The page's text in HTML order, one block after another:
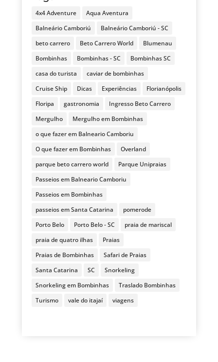
4x4 Adventure
Aqua Aventura
Balneário Camboriú
Balneário Camboriú - SC
beto carrero
Beto Carrero World
Blumenau
Bombinhas
Bombinhas - SC
Bombinhas SC
casa do turista
caviar de bombinhas
Cruise Ship
Dicas Experiências
Florianópolis
Floripa
gastronomia
Ingresso Beto Carrero
Mergulho
Mergulho em Bombinhas
o que fazer em Balneario Camboriu
O que fazer em Bombinhas
Overland
parque beto carrero world
Parque Unipraias
Passeios em Balneario Camboriu
Passeios em Bombinhas
passeios em Santa Catarina
pomerode
Porto Belo
Porto Belo - SC
praia de mariscal
praia de quatro ilhas
Praias
Praias de Bombinhas
Safari de Praias
Santa Catarina
SC
Snorkeling
Snorkeling em Bombinhas
Traslado Bombinhas
Turismo
vale do itajaí viagens